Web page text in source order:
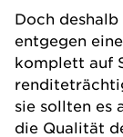
Doch deshalb
entgegen
komplett auf
sie sollten es
die Qualität